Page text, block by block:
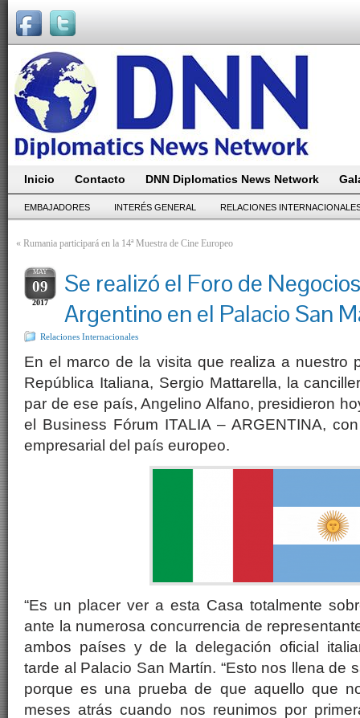
Inicio Contacto DNN Diplomatics News Network
EMBAJADORES INTERÉS GENERAL RELACIONES
« Rumania participará en la 14ª Muestra de Cine Europeo
MAY
09
2017
Se realizó el Foro de
Argentino en el Palacio San
Relaciones Internacionales
En el marco de la visita que realiza a nuestro
República Italiana, Sergio Mattarella, la
par de ese país, Angelino Alfano, presidieron
el Business Fórum ITALIA – ARGENTINA,
empresarial del país europeo.
“Es un placer ver a esta Casa totalmente
ante la numerosa concurrencia de
ambos países y de la delegación oficial
tarde al Palacio San Martín. “Esto nos llena de
porque es una prueba de que aquello que
meses atrás cuando nos reunimos por